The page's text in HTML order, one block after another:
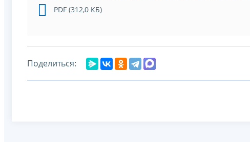
PDF (312,0 КБ)
Поделиться: